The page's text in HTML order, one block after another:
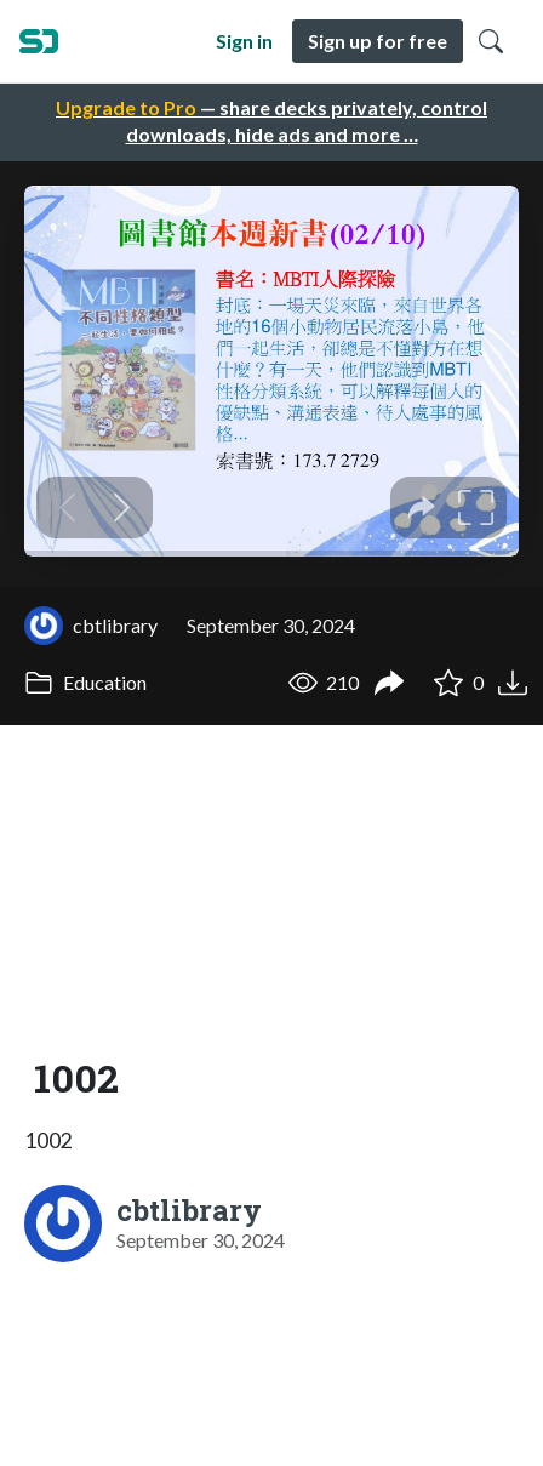
Upgrade to Pro — share decks privately, control
downloads, hide ads and more …
Sign in Sign up for free
cbtlibrary September 30, 2024
Education 210 0
1002
1002
cbtlibrary
September 30, 2024